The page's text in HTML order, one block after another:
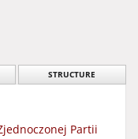
STRUCTURE
Partii